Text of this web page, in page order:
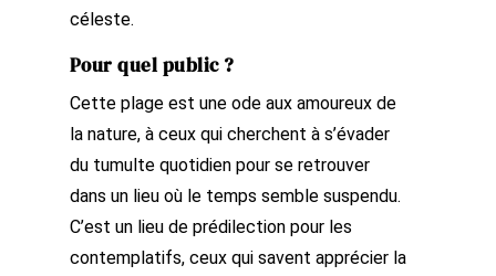
céleste.
Pour quel public ?
Cette plage est une ode aux amoureux de
la nature, à ceux qui cherchent à s’évader
du tumulte quotidien pour se retrouver
dans un lieu où le temps semble suspendu.
C’est un lieu de prédilection pour les
contemplatifs, ceux qui savent apprécier la